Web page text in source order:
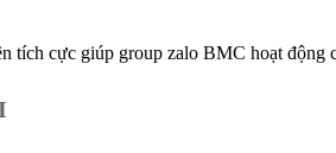
tích cực giúp group zalo BMC hoạt